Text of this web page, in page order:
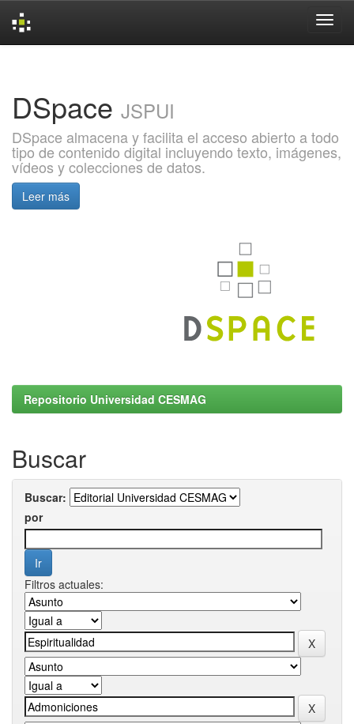
DSpace JSPUI
DSpace almacena y facilita el acceso abierto a todo
tipo de contenido digital incluyendo texto, imágenes,
vídeos y colecciones de datos.
Leer más
Repositorio Universidad CESMAG
Buscar
Buscar:
por
Filtros actuales: